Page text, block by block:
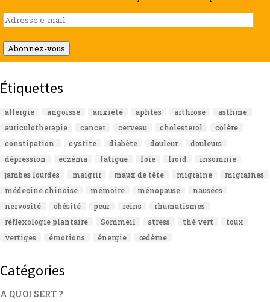
Adresse
e-
mail
Abonnez-vous
Étiquettes
allergie angoisse anxiété aphtes arthrose
asthme
auriculotherapie
cancer cerveau cholesterol
colère
constipation.
cystite diabète douleur
douleurs
dépression
eczéma fatigue foie froid
insomnie
jambes lourdes
maigrir maux de tête migraine
migraines
médecine chinoise
mémoire ménopause
nausées
nervosité
obésité peur reins
rhumatismes
réflexologie plantaire
Sommeil stress thé vert
toux
vertiges
émotions énergie œdème
Catégories
A QUOI SERT ?